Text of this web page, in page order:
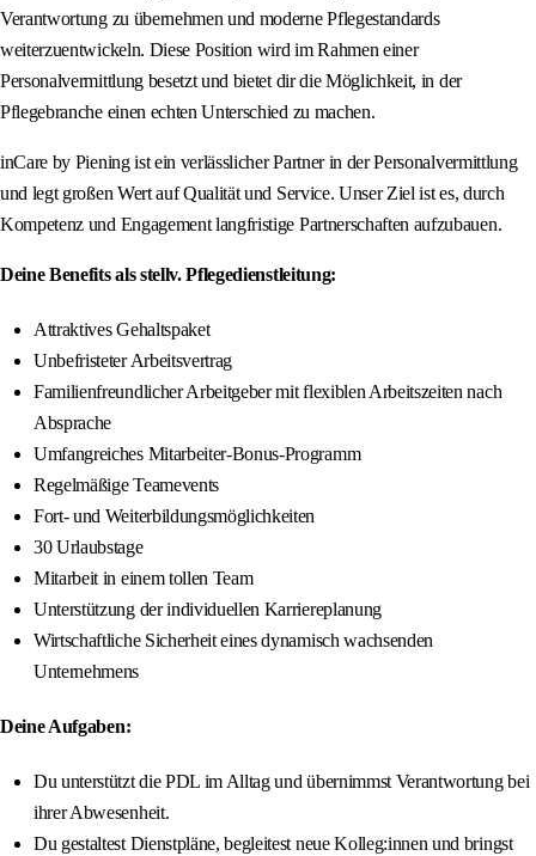
Verantwortung zu übernehmen und moderne Pflegestandards
weiterzuentwickeln. Diese Position wird im Rahmen einer
Personalvermittlung besetzt und bietet dir die Möglichkeit, in der
Pflegebranche einen echten Unterschied zu machen.
inCare by Piening ist ein verlässlicher Partner in der Personalvermittlung
und legt großen Wert auf Qualität und Service. Unser Ziel ist es, durch
Kompetenz und Engagement langfristige Partnerschaften aufzubauen.
Deine Benefits als stellv. Pflegedienstleitung:
Attraktives Gehaltspaket
Unbefristeter Arbeitsvertrag
Familienfreundlicher Arbeitgeber mit flexiblen Arbeitszeiten nach
Absprache
Umfangreiches Mitarbeiter-Bonus-Programm
Regelmäßige Teamevents
Fort- und Weiterbildungsmöglichkeiten
30 Urlaubstage
Mitarbeit in einem tollen Team
Unterstützung der individuellen Karriereplanung
Wirtschaftliche Sicherheit eines dynamisch wachsenden
Unternehmens
Deine Aufgaben:
Du unterstützt die PDL im Alltag und übernimmst Verantwortung bei
ihrer Abwesenheit.
Du gestaltest Dienstpläne, begleitest neue Kolleg:innen und bringst